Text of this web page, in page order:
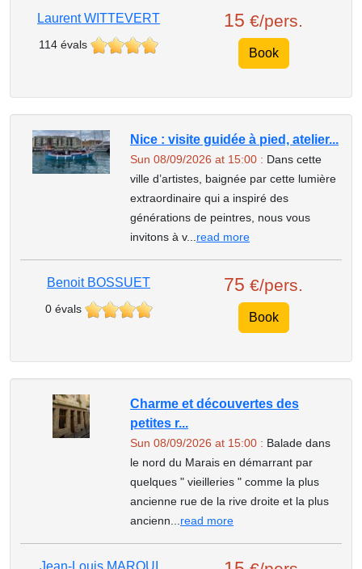
Laurent WITTEVERT
114 évals
15 €/pers.
Book
Nice : visite guidée à pied, atelier...
Sun 08/09/2026 at 15:00 : Dans cette
ville d’artistes, baignée par cette lumière
extraordinaire qui a inspiré des
générations de peintres, nous vous
invitons à v... read more
Benoit BOSSUET
0 évals
75 €/pers.
Book
Charme et découvertes des
petites r...
Sun 08/09/2026 at 15:00 : Balade dans
le nord du Marais en démarrant par
quelques " vieilleries " comme la plus
ancienne rue de la rive droite et la plus
ancienn... read more
Jean-Louis MARQUI